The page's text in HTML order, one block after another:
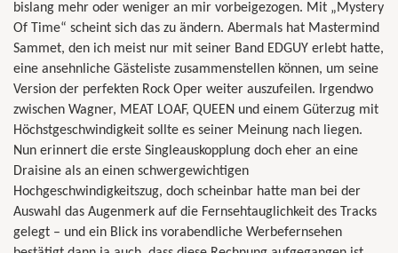
bislang mehr oder weniger an mir vorbeigezogen. Mit „Mystery
Of Time“ scheint sich das zu ändern. Abermals hat Mastermind
Sammet, den ich meist nur mit seiner Band EDGUY erlebt hatte,
eine ansehnliche Gästeliste zusammenstellen können, um seine
Version der perfekten Rock Oper weiter auszufeilen. Irgendwo
zwischen Wagner, MEAT LOAF, QUEEN und einem Güterzug mit
Höchstgeschwindigkeit sollte es seiner Meinung nach liegen.
Nun erinnert die erste Singleauskopplung doch eher an eine
Draisine als an einen schwergewichtigen
Hochgeschwindigkeitszug, doch scheinbar hatte man bei der
Auswahl das Augenmerk auf die Fernsehtauglichkeit des Tracks
gelegt – und ein Blick ins vorabendliche Werbefernsehen